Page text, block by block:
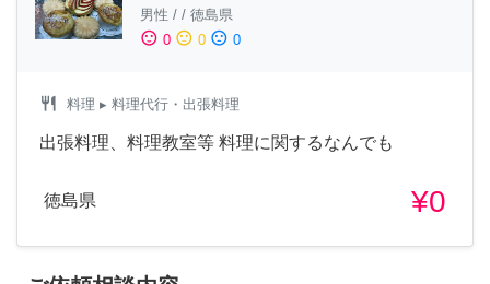
男性 / / 徳島県
sentiment_satisfied 0 sentiment_neutral 0 sentiment_dissatisfied 0
restaurant 料理 ▸ 料理代行・出張料理
出張料理、料理教室等 料理に関するなんでも
徳島県 ¥0